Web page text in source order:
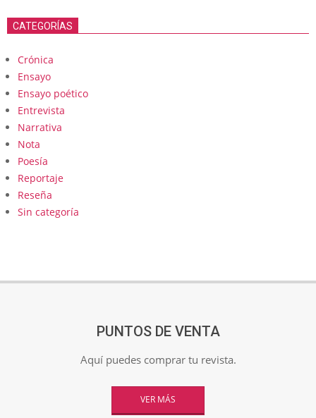
CATEGORÍAS
Crónica
Ensayo
Ensayo poético
Entrevista
Narrativa
Nota
Poesía
Reportaje
Reseña
Sin categoría
PUNTOS DE VENTA
Aquí puedes comprar tu revista.
VER MÁS